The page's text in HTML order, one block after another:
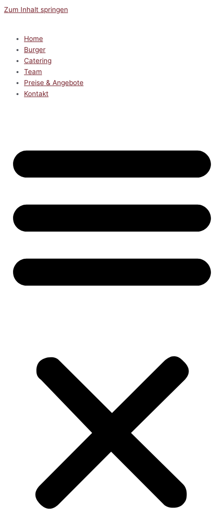
Zum Inhalt springen
Home
Burger
Catering
Team
Preise & Angebote
Kontakt